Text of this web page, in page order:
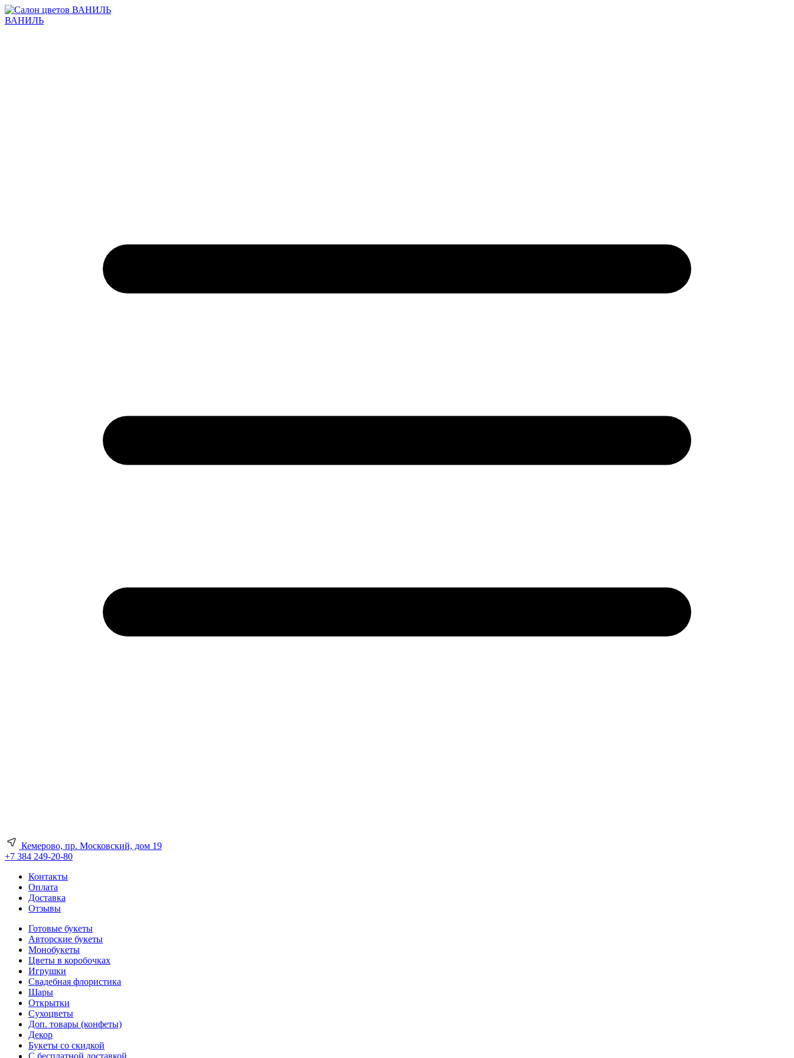
ВАНИЛЬ
Кемерово, пр. Московский, дом 19
+7 384 249-20-80
Контакты
Оплата
Доставка
Отзывы
Готовые букеты
Авторские букеты
Монобукеты
Цветы в коробочках
Игрушки
Свадебная флористика
Шары
Открытки
Сухоцветы
Доп. товары (конфеты)
Декор
Букеты со скидкой
С бесплатной доставкой